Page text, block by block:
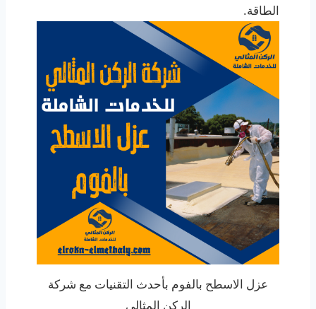
الطاقة.
عزل الاسطح بالفوم بأحدث التقنيات مع شركة
الركن المثالي